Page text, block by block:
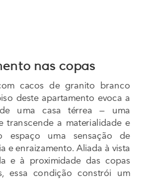
nas copas
cacos de granito branco
deste apartamento evoca a
uma casa térrea — uma
transcende a materialidade e
espaço uma sensação de
e enraizamento. Aliada à vista
e à proximidade das copas
essa condição constrói um